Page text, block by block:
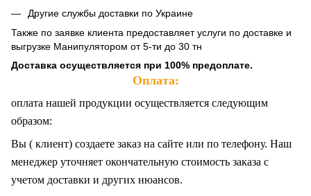
Другие службы доставки по Украине
Также по заявке клиента предоставляет услуги по доставке и
выгрузке Манипулятором от 5-ти до 30 тн
Доставка осуществляется при 100% предоплате.
Оплата:
оплата нашей продукции осуществляется следующим
образом:
Вы ( клиент) создаете заказ на сайте или по телефону. Наш
менеджер уточняет окончательную стоимость заказа с
учетом доставки и других нюансов.